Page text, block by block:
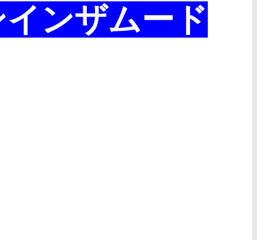
ンザムード